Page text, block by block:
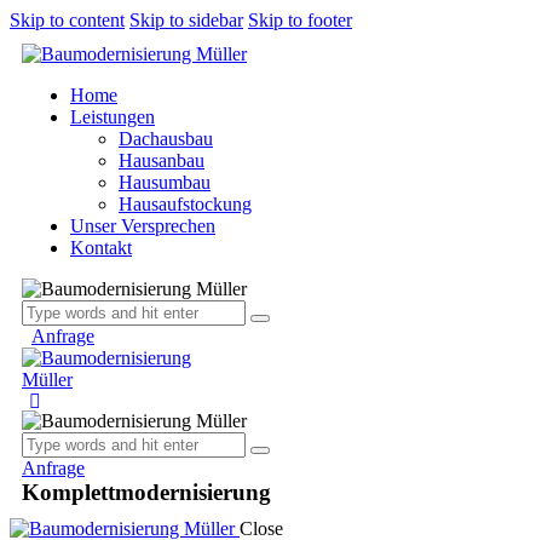
Skip to content Skip to sidebar Skip to footer
Home
Leistungen
Dachausbau
Hausanbau
Hausumbau
Hausaufstockung
Unser Versprechen
Kontakt
Anfrage
Anfrage
Komplettmodernisierung
Close